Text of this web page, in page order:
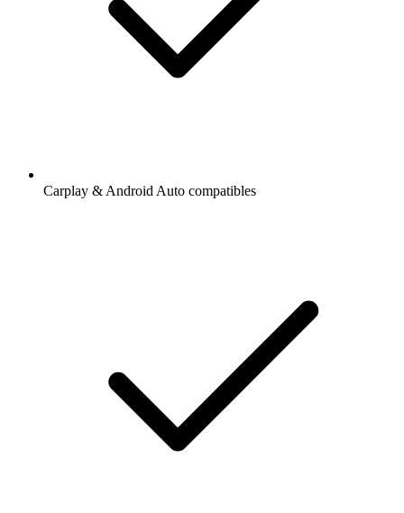
Carplay & Android Auto compatibles